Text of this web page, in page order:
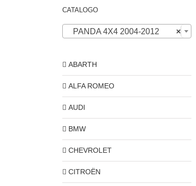
CATALOGO
×
PANDA 4X4 2004-2012
ABARTH
ALFA ROMEO
AUDI
BMW
CHEVROLET
CITROËN